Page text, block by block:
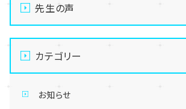
先生の声
カテゴリー
お知らせ